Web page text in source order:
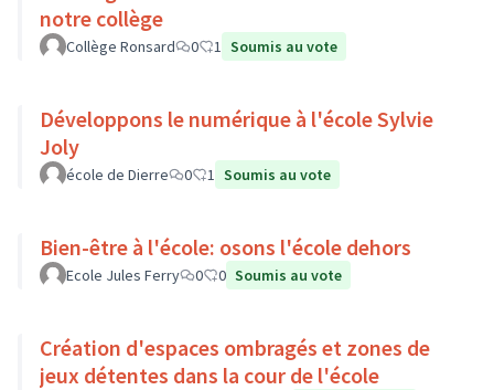
notre collège
Collège Ronsard 0 1 Soumis au vote
Développons le numérique à l'école Sylvie
Joly
école de Dierre 0 1 Soumis au vote
Bien-être à l'école: osons l'école dehors
Ecole Jules Ferry 0 0 Soumis au vote
Création d'espaces ombragés et zones de
jeux détentes dans la cour de l'école